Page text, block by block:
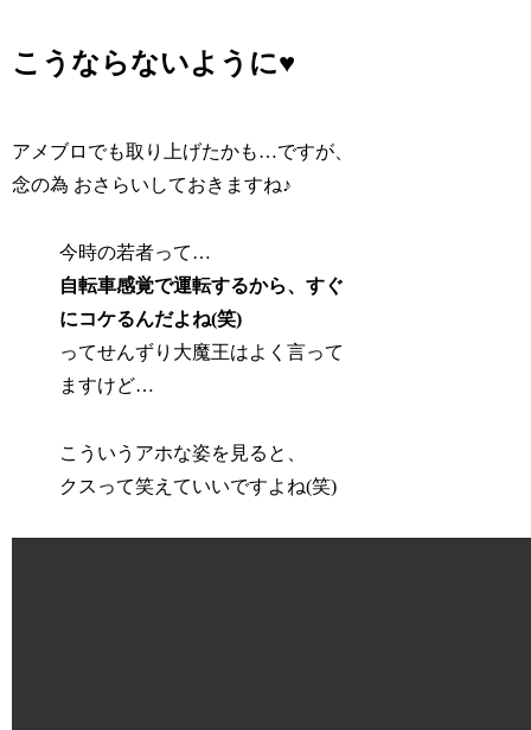
こうならないように♥
アメブロでも取り上げたかも…ですが、
念の為 おさらいしておきますね♪
今時の若者って…
自転車感覚で運転するから、すぐ
にコケるんだよね(笑)
ってせんずり大魔王はよく言って
ますけど…
こういうアホな姿を見ると、
クスって笑えていいですよね(笑)